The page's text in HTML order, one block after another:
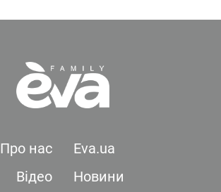
Про нас
Eva.ua
Відео
Новини